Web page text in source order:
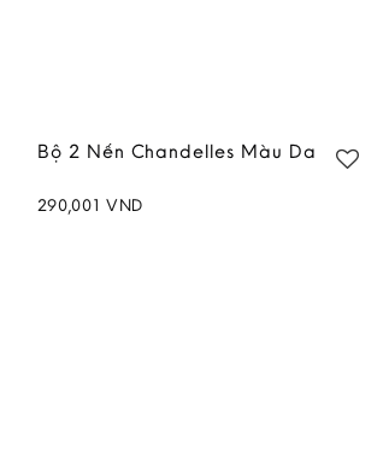
Bộ 2 Nến Chandelles Màu Da
290,001VND